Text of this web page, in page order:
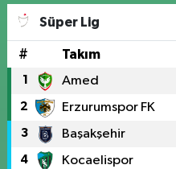
Süper Lig
# Takım
1 Amed
2 Erzurumspor FK
3 Başakşehir
4 Kocaelispor